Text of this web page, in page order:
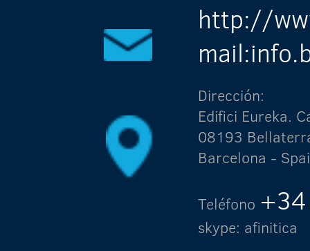
http://
Dirección:
Edifici Eureka.
08193
Barcelona -
Teléfono
skype: afinitica